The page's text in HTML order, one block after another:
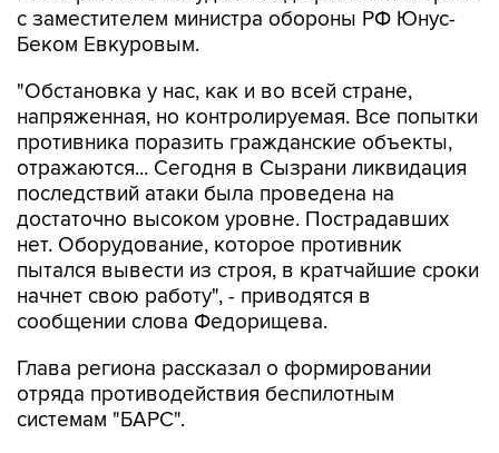
с заместителем министра обороны РФ Юнус-
Беком Евкуровым.
"Обстановка у нас, как и во всей стране,
напряженная, но контролируемая. Все попытки
противника поразить гражданские объекты,
отражаются... Сегодня в Сызрани ликвидация
последствий атаки была проведена на
достаточно высоком уровне. Пострадавших
нет. Оборудование, которое противник
пытался вывести из строя, в кратчайшие сроки
начнет свою работу", - приводятся в
сообщении слова Федорищева.
Глава региона рассказал о формировании
отряда противодействия беспилотным
системам "БАРС".